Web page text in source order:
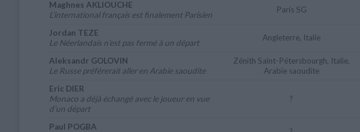
Maghnes AKLIOUCHE
L’international français est finalement Parisien
Paris SG
Jordan TEZE
Le Néerlandais n’est pas fermé à un départ
Angleterre, Italie
Aleksandr GOLOVIN
Le Russe préférerait aller en Arabie saoudite
Zénith Saint-Pétersbourgh, Italie,
Arabie saoudite
Eric DIER
Monaco a déjà échangé avec le joueur en vue
d’un départ
?
Paul POGBA